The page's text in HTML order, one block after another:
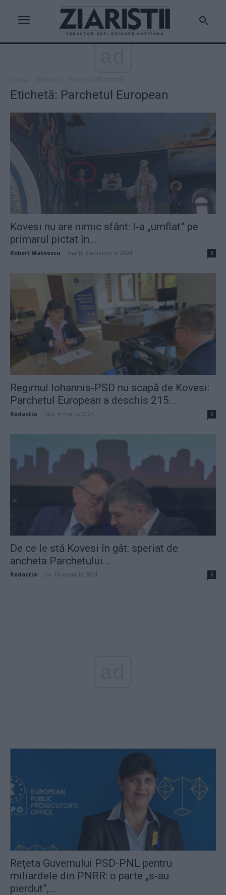
Etichetă: Parchetul European
Kovesi nu are nimic sfânt: l-a „umflat” pe
primarul pictat în...
Robert Mateescu marți, 5 noiembrie 2024 3
Regimul Iohannis-PSD nu scapă de Kovesi:
Parchetul European a deschis 215...
Redacţia luni, 4 martie 2024 6
De ce le stă Kovesi în gât: speriat de
ancheta Parchetului...
Redacţia joi, 18 ianuarie 2024 6
Rețeta Guvernului PSD-PNL pentru
miliardele din PNRR: o parte „s-au
pierdut”,...